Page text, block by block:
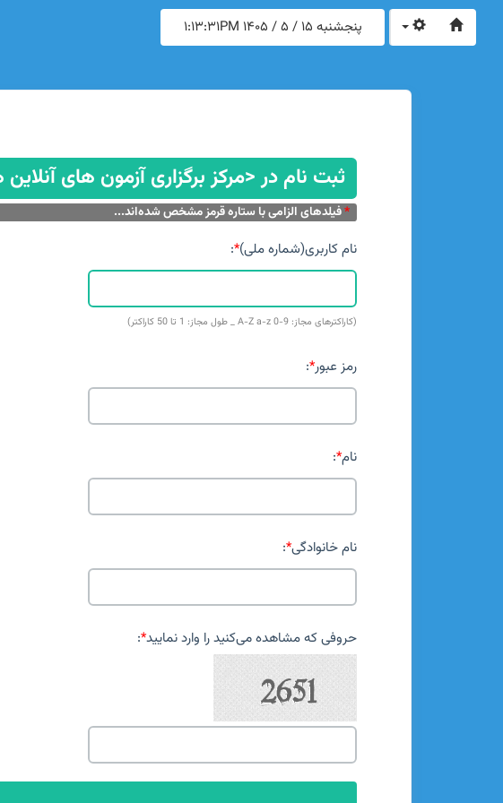
پنجشنبه 15 / 5 / 1405 1:13:31PM
ثبت نام در <مرکز برگزاری آزمون های
*فیلدهای الزامی با ستاره قرمز مشخص شده‌اند...
نام کاربری(شماره ملی)*
:
(کاراکترهای مجاز: A-Z a-z 0-9 _ طول مجاز: 1 تا 50 کاراکتر)
رمز عبور*
:
نام*
:
نام خانوادگی*
:
حروفی که مشاهده می‌کنید را وارد نمایید*
: